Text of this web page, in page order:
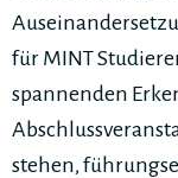
für MINT
spannenden
stehen,